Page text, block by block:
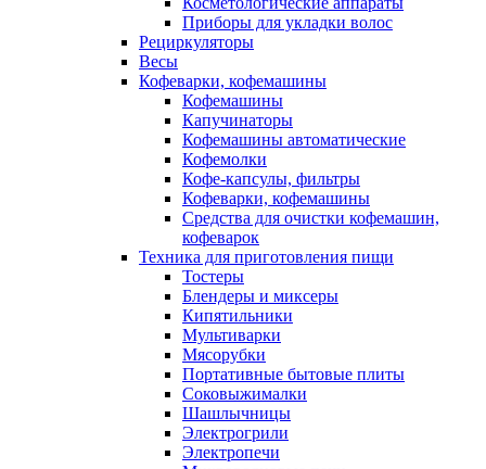
Приборы для укладки волос
Рециркуляторы
Весы
Кофеварки, кофемашины
Кофемашины
Капучинаторы
Кофемашины автоматические
Кофемолки
Кофе-капсулы, фильтры
Кофеварки, кофемашины
Средства для очистки кофемашин,
кофеварок
Техника для приготовления пищи
Тостеры
Блендеры и миксеры
Кипятильники
Мультиварки
Мясорубки
Портативные бытовые плиты
Соковыжималки
Шашлычницы
Электрогрили
Электропечи